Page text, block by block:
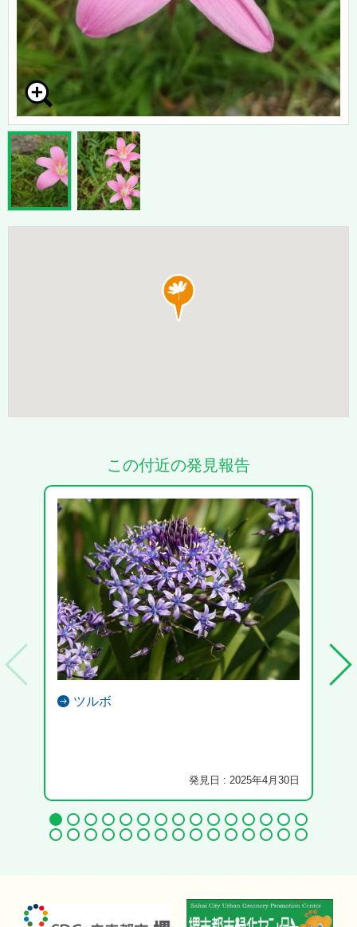
この付近の発見報告
ツルボ
発見日 : 2025年4月30日